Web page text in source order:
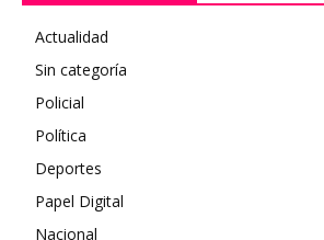
Actualidad
Sin categoría
Policial
Política
Deportes
Papel Digital
Nacional